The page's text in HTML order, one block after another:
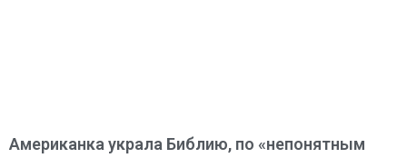
Американка украла Библию, по «непонятным